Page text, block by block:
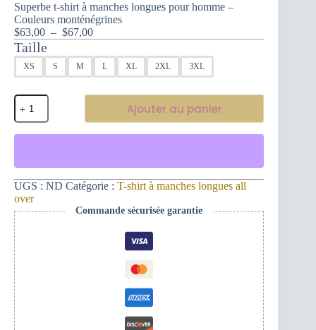
Superbe t-shirt à manches longues pour homme –
Couleurs monténégrines
$63,00 – $67,00Plage
prix :
$63,00
$67,00
Taille
XS S M L XL 2XL 3XL
quantité
de
Superbe
t-
manches
longues
pour
-
Couleurs
monténégrines
Ajouter au panier
UGS : ND Catégorie : T-shirt à manches longues all
over
Commande sécurisée garantie